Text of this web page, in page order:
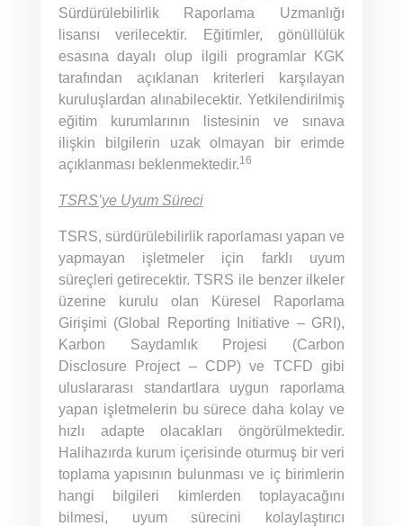
Sürdürülebilirlik Raporlama Uzmanlığı
lisansı verilecektir. Eğitimler, gönüllülük
esasına dayalı olup ilgili programlar KGK
tarafından açıklanan kriterleri karşılayan
kuruluşlardan alınabilecektir. Yetkilendirilmiş
eğitim kurumlarının listesinin ve sınava
ilişkin bilgilerin uzak olmayan bir erimde
açıklanması beklenmektedir.16
TSRS’ye Uyum Süreci
TSRS, sürdürülebilirlik raporlaması yapan ve
yapmayan işletmeler için farklı uyum
süreçleri getirecektir. TSRS ile benzer ilkeler
üzerine kurulu olan Küresel Raporlama
Girişimi (Global Reporting Initiative – GRI),
Karbon Saydamlık Projesi (Carbon
Disclosure Project – CDP) ve TCFD gibi
uluslararası standartlara uygun raporlama
yapan işletmelerin bu sürece daha kolay ve
hızlı adapte olacakları öngörülmektedir.
Halihazırda kurum içerisinde oturmuş bir veri
toplama yapısının bulunması ve iç birimlerin
hangi bilgileri kimlerden toplayacağını
bilmesi, uyum sürecini kolaylaştırıcı